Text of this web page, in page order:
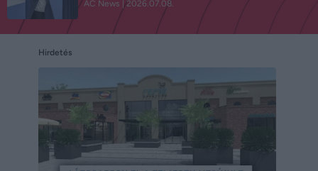
AC News 2026.07.08.
Hirdetés